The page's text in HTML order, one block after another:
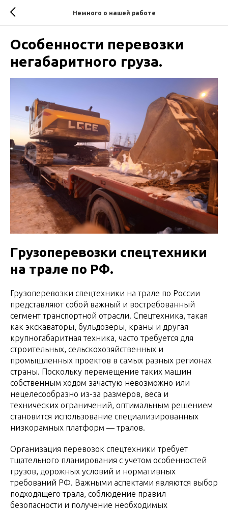
Немного о нашей работе
Особенности перевозки
негабаритного груза.
Грузоперевозки спецтехники
на трале по РФ.
Грузоперевозки спецтехники на трале по России
представляют собой важный и востребованный
сегмент транспортной отрасли. Спецтехника, такая
как экскаваторы, бульдозеры, краны и другая
крупногабаритная техника, часто требуется для
строительных, сельскохозяйственных и
промышленных проектов в самых разных регионах
страны. Поскольку перемещение таких машин
собственным ходом зачастую невозможно или
нецелесообразно из-за размеров, веса и
технических ограничений, оптимальным решением
становится использование специализированных
низкорамных платформ — тралов.
Организация перевозок спецтехники требует
тщательного планирования с учетом особенностей
грузов, дорожных условий и нормативных
требований РФ. Важными аспектами являются выбор
подходящего трала, соблюдение правил
безопасности и получение необходимых